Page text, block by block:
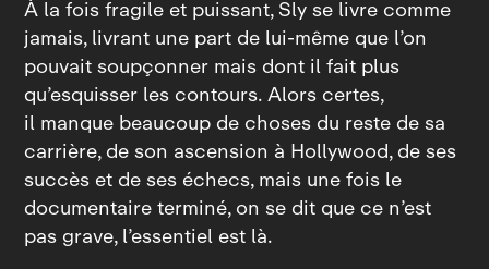
À la fois fragile et puissant, Sly se livre comme
jamais, livrant une part de lui‑même que l’on
pouvait soupçonner mais dont il fait plus
qu’esquisser les contours. Alors certes,
il manque beaucoup de choses du reste de sa
carrière, de son ascension à Hollywood, de ses
succès et de ses échecs, mais une fois le
documentaire terminé, on se dit que ce n’est
pas grave, l’essentiel est là.